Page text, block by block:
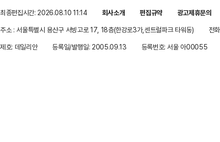
최종편집시간: 2026.08.10 11:14 회사소개 편집규약
광고제휴문의
주소 : 서울특별시 용산구 서빙고로 17, 18층(한강로3가,센트럴파크 타워동)
전
제호: 데일리안
등록일/발행일: 2005.09.13 등록번호: 서울 아00055